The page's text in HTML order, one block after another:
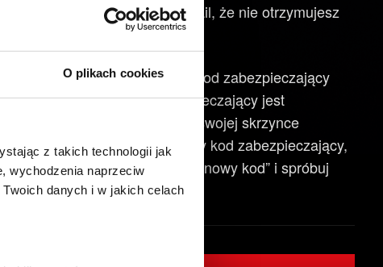
O plikach cookies
z takich technologii jak
wychodzenia naprzeciw
danych i w jakich celach
swojego dostawcę usług e-mail, że nie otrzymujesz
pojawia się komunikat „Kod zabezpieczający
i upewnij się, że kod zabezpieczający jest
kod, który otrzymałeś w swojej skrzynce
z rzędu). Jeśli najnowszy kod zabezpieczający,
działa, kliknij przycisk „Wyślij nowy kod” i spróbuj